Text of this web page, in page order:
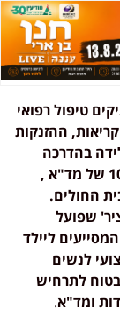
טיפול רפואי
ההזנקות
בהדרכה
טלפונית על ידי חובש או פראמדיק במוקד 101 של מד"א ,
החולים.
שפועל
ליילד
לנשים
בטוח לתרחיש
ומד"א.